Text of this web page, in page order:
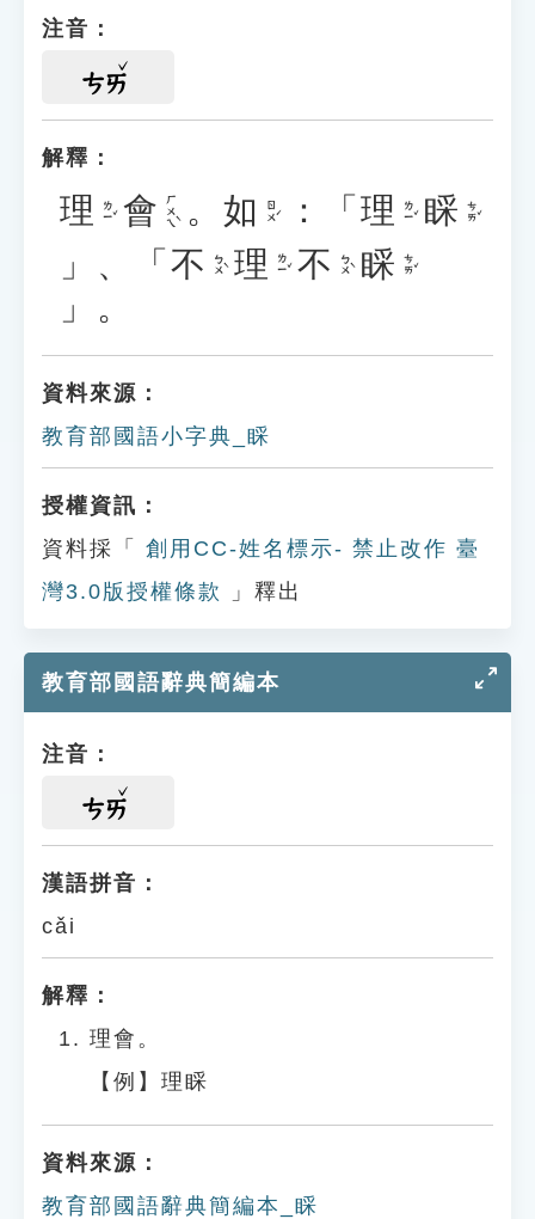
注音：
ㄘㄞ
解釋：
理 ㄌㄧˇ 會 ㄏㄨㄟˋ 。 如 ㄖㄨˊ ：「 理 ㄌㄧˇ 睬 ㄘㄞˇ
」、「 不 ㄅㄨˋ 理 ㄌㄧˇ 不 ㄅㄨˋ 睬 ㄘㄞˇ
」。
資料來源：
教育部國語小字典_睬
授權資訊：
資料採「
創用CC-姓名標示- 禁止改作 臺
灣3.0版授權條款
」釋出
教育部國語辭典簡編本
注音：
ㄘㄞ
漢語拼音：
cǎi
解釋：
理會。
【例】理睬
資料來源：
教育部國語辭典簡編本_睬